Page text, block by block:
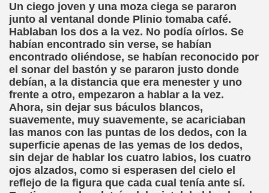
Un ciego joven y una moza ciega se pararon
junto al ventanal donde Plinio tomaba café.
Hablaban los dos a la vez. No podía oírlos. Se
habían encontrado sin verse, se habían
encontrado oliéndose, se habían reconocido por
el sonar del bastón y se pararon justo donde
debían, a la distancia que era menester y uno
frente a otro, empezaron a hablar a la vez.
Ahora, sin dejar sus báculos blancos,
suavemente, muy suavemente, se acariciaban
las manos con las puntas de los dedos, con la
superficie apenas de las yemas de los dedos,
sin dejar de hablar los cuatro labios, los cuatro
ojos alzados, como si esperasen del cielo el
reflejo de la figura que cada cual tenía ante sí.
(Luis Eduardo Martínez)
de la Educación Especial de la Mano de
Mi Vida (Teresa Bornez Abascal)
Pérez)
Ayudar a Personas con Discapacidad Visual
(Pedro Zurita)
sánchez Herrero)